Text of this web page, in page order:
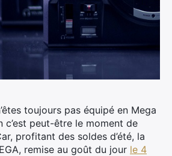
toujours pas équipé en Mega
c’est peut-être le moment de
profitant des soldes d’été, la
remise au goût du jour le 4